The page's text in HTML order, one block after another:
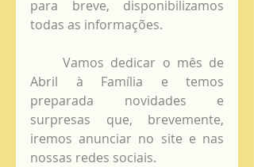
para breve, disponibilizamos
todas as informações.
     Vamos dedicar o mês de
Abril à Família e temos
preparada novidades e
surpresas que, brevemente,
iremos anunciar no site e nas
nossas redes sociais.